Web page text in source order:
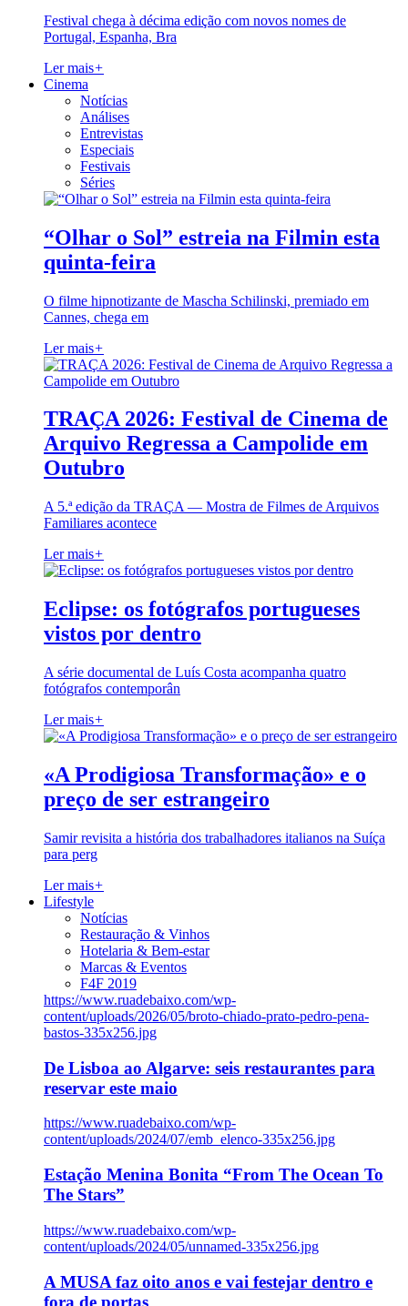
Festival chega à décima edição com novos nomes de
Portugal, Espanha, Bra
Ler mais+
Cinema
Notícias
Análises
Entrevistas
Especiais
Festivais
Séries
“Olhar o Sol” estreia na Filmin esta
quinta-feira
O filme hipnotizante de Mascha Schilinski, premiado em
Cannes, chega em
Ler mais+
TRAÇA 2026: Festival de Cinema de
Arquivo Regressa a Campolide em
Outubro
A 5.ª edição da TRAÇA — Mostra de Filmes de Arquivos
Familiares acontece
Ler mais+
Eclipse: os fotógrafos portugueses
vistos por dentro
A série documental de Luís Costa acompanha quatro
fotógrafos contemporân
Ler mais+
«A Prodigiosa Transformação» e o
preço de ser estrangeiro
Samir revisita a história dos trabalhadores italianos na Suíça
para perg
Ler mais+
Lifestyle
Notícias
Restauração & Vinhos
Hotelaria & Bem-estar
Marcas & Eventos
F4F 2019
https://www.ruadebaixo.com/wp-
content/uploads/2026/05/broto-chiado-prato-pedro-pena-
bastos-335x256.jpg
De Lisboa ao Algarve: seis restaurantes para
reservar este maio
https://www.ruadebaixo.com/wp-
content/uploads/2024/07/emb_elenco-335x256.jpg
Estação Menina Bonita “From The Ocean To
The Stars”
https://www.ruadebaixo.com/wp-
content/uploads/2024/05/unnamed-335x256.jpg
A MUSA faz oito anos e vai festejar dentro e
fora de portas